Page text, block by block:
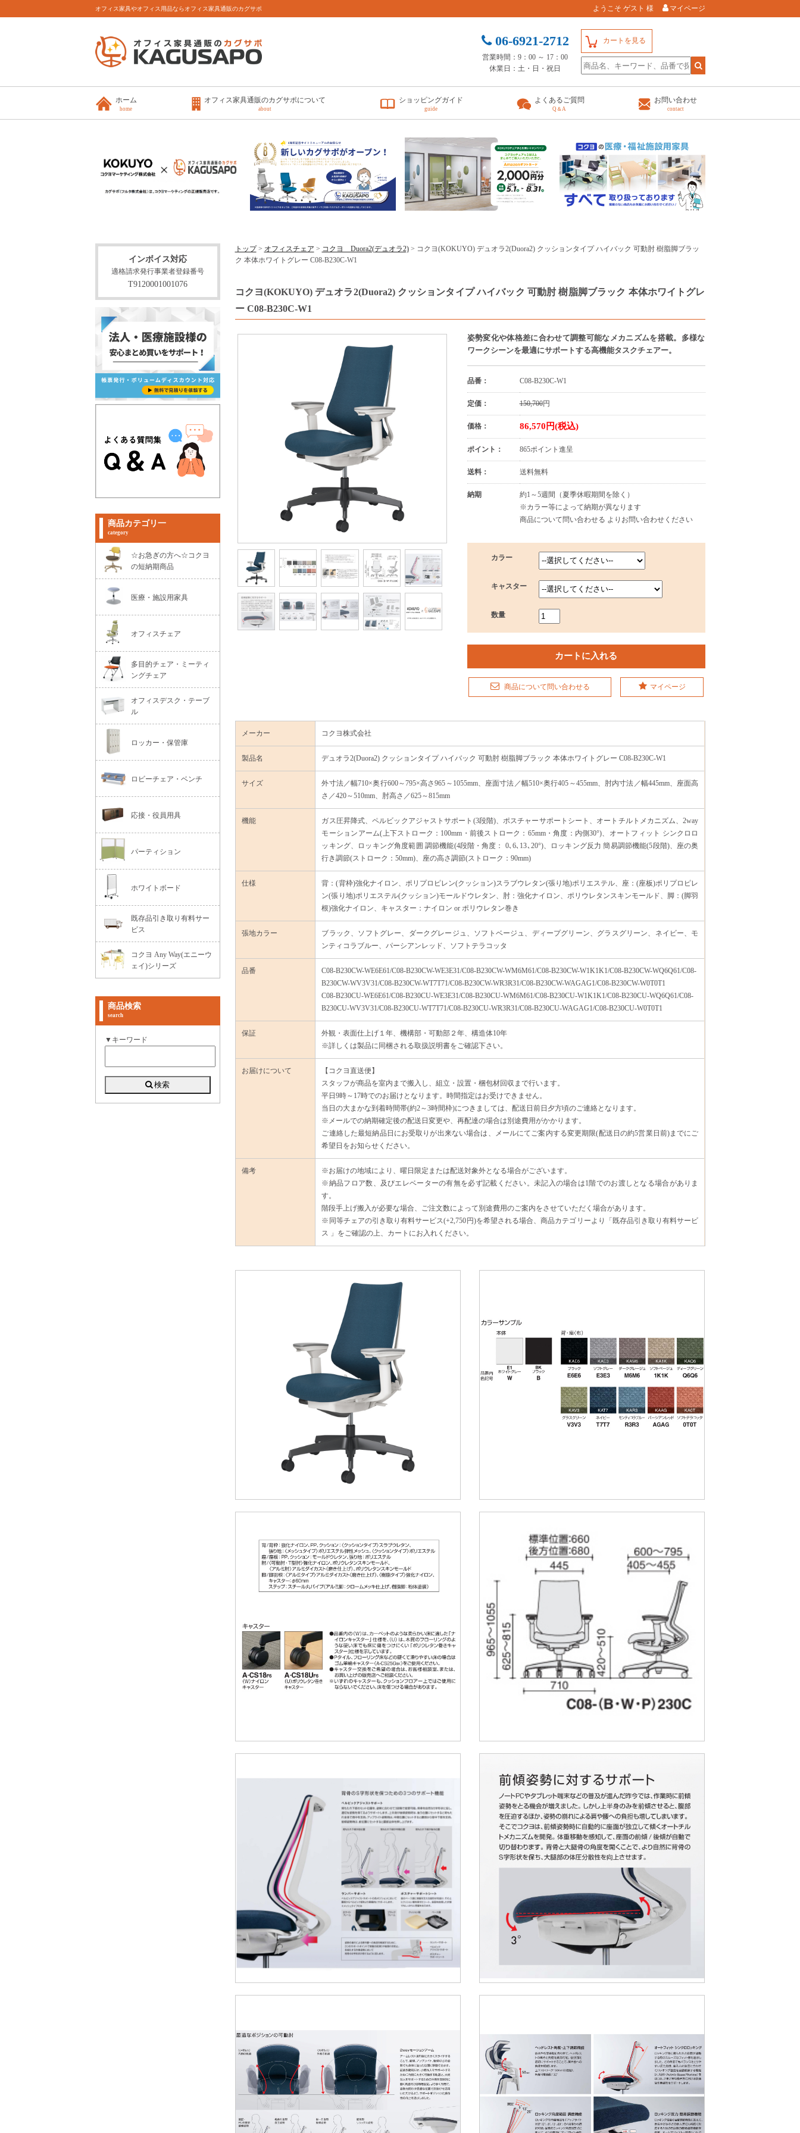
オフィス家具やオフィス用品ならオフィス家具通販のカグサポ ようこそ ゲスト 様 マイページ
カートを見る
06-6921-2712
営業時間：9：00 ～ 17：00
休業日：土・日・祝日
ホーム
home
オフィス家具通販のカグサポについて
about
ショッピングガイド
guide
よくあるご質問
Q＆A
お問い合わせ
contact
トップ> オフィスチェア > コクヨ Duora2(デュオラ2)> コクヨ(KOKUYO) デュオラ2(Duora2) クッションタイプ ハイバック 可動肘 樹脂脚ブラッ
ク 本体ホワイトグレー C08-B230C-W1
コクヨ(KOKUYO) デュオラ2(Duora2) クッションタイプ ハイバック 可動肘 樹脂脚ブラック 本体ホワイトグレ
ー C08-B230C-W1
姿勢変化や体格差に合わせて調整可能なメカニズムを搭載。多様な
ワークシーンを最適にサポートする高機能タスクチェアー。
品番： C08-B230C-W1
定価： 150,700円
価格： 86,570円(税込)
ポイント： 865ポイント進呈
送料： 送料無料
納期
約1～5週間（夏季休暇期間を除く）
※カラー等によって納期が異なります
商品について問い合わせる よりお問い合わせください
カラー
キャスター
数量
商品について問い合わせる マイページ
メーカー コクヨ株式会社
製品名 デュオラ2(Duora2) クッションタイプ ハイバック 可動肘 樹脂脚ブラック 本体ホワイトグレー C08-B230C-W1
サイズ
外寸法／幅710×奥行600～795×高さ965～1055mm、座面寸法／幅510×奥行405～455mm、肘内寸法／幅445mm、座面高
さ／420～510mm、肘高さ／625～815mm
機能
ガス圧昇降式、ペルビックアジャストサポート(3段階)、ポスチャーサポートシート、オートチルトメカニズム、2way
モーションアーム(上下ストローク：100mm・前後ストローク：65mm・角度：内側30°)、オートフィット シンクロロ
ッキング、ロッキング角度範囲 調節機能(4段階・角度： 0､6､13､20°)、ロッキング反力 簡易調節機能(5段階)、座の奥
行き調節(ストローク：50mm)、座の高さ調節(ストローク：90mm)
仕様
背：(背枠)強化ナイロン、ポリプロピレン(クッション)スラブウレタン(張り地)ポリエステル、座：(座板)ポリプロピレ
ン(張り地)ポリエステル(クッション)モールドウレタン、肘：強化ナイロン、ポリウレタンスキンモールド、脚：(脚羽
根)強化ナイロン、キャスター：ナイロン or ポリウレタン巻き
張地カラー
ブラック、ソフトグレー、ダークグレージュ、ソフトベージュ、ディープグリーン、グラスグリーン、ネイビー、モ
ンティコラブルー、パーシアンレッド、ソフトテラコッタ
品番
C08-B230CW-WE6E61/C08-B230CW-WE3E31/C08-B230CW-WM6M61/C08-B230CW-W1K1K1/C08-B230CW-WQ6Q61/C08-
B230CW-WV3V31/C08-B230CW-WT7T71/C08-B230CW-WR3R31/C08-B230CW-WAGAG1/C08-B230CW-W0T0T1
C08-B230CU-WE6E61/C08-B230CU-WE3E31/C08-B230CU-WM6M61/C08-B230CU-W1K1K1/C08-B230CU-WQ6Q61/C08-
B230CU-WV3V31/C08-B230CU-WT7T71/C08-B230CU-WR3R31/C08-B230CU-WAGAG1/C08-B230CU-W0T0T1
保証
外観・表面仕上げ１年、機構部・可動部２年、構造体10年
※詳しくは製品に同梱される取扱説明書をご確認下さい。
お届けについて
【コクヨ直送便】
スタッフが商品を室内まで搬入し、組立・設置・梱包材回収まで行います。
平日9時～17時でのお届けとなります。時間指定はお受けできません。
当日の大まかな到着時間帯(約2～3時間枠)につきましては、配送日前日夕方頃のご連絡となります。
※メールでの納期確定後の配送日変更や、再配達の場合は別途費用がかかります。
ご連絡した最短納品日にお受取りが出来ない場合は、メールにてご案内する変更期限(配送日の約5営業日前)までにご
希望日をお知らせください。
備考
※お届けの地域により、曜日限定または配送対象外となる場合がございます。
※納品フロア数、及びエレベーターの有無を必ず記載ください。未記入の場合は1階でのお渡しとなる場合がありま
す。
階段手上げ搬入が必要な場合、ご注文数によって別途費用のご案内をさせていただく場合があります。
※同等チェアの引き取り有料サービス(+2,750円)を希望される場合、商品カテゴリーより「既存品引き取り有料サービ
ス 」をご確認の上、カートにお入れください。
インボイス対応
適格請求発行事業者登録番号
T9120001001076
商品カテゴリ一
category
☆お急ぎの方へ☆コクヨ
の短納期商品
医療・施設用家具
オフィスチェア
多目的チェア・ミーティ
ングチェア
オフィスデスク・テーブ
ル
ロッカー・保管庫
ロビーチェア・ベンチ
応接・役員用具
パーティション
ホワイトボード
既存品引き取り有料サー
ビス
コクヨ Any Way(エニーウ
ェイ)シリーズ
商品検索
search
▼キーワード